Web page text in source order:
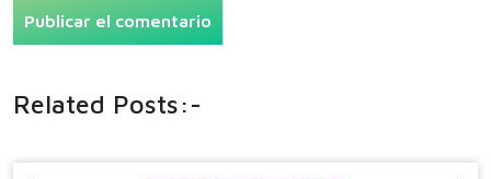
Related Posts:-